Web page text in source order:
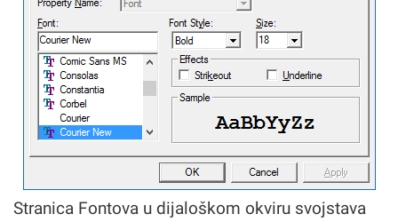
Stranica Fontova u dijaloškom okviru svojstava